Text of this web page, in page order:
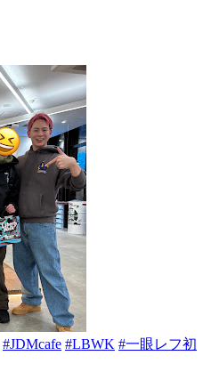
#JDMcafe #LBWK #一眼レフ初